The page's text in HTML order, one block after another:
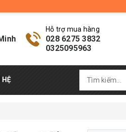
Hỗ trợ mua hàng
028 6275 3832
0325095963
HỆ